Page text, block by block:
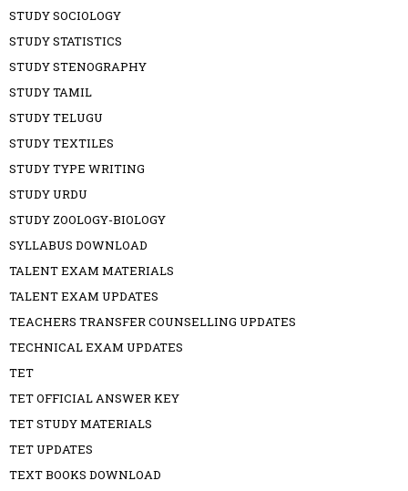
STUDY SOCIOLOGY
STUDY STATISTICS
STUDY STENOGRAPHY
STUDY TAMIL
STUDY TELUGU
STUDY TEXTILES
STUDY TYPE WRITING
STUDY URDU
STUDY ZOOLOGY-BIOLOGY
SYLLABUS DOWNLOAD
TALENT EXAM MATERIALS
TALENT EXAM UPDATES
TEACHERS TRANSFER COUNSELLING UPDATES
TECHNICAL EXAM UPDATES
TET
TET OFFICIAL ANSWER KEY
TET STUDY MATERIALS
TET UPDATES
TEXT BOOKS DOWNLOAD